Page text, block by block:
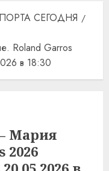
СЕГОДНЯ
Roland Garros
в 18:30
Мария
2026